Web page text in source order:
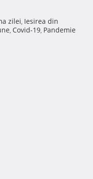
zilei, Iesirea din
, Covid-19, Pandemie